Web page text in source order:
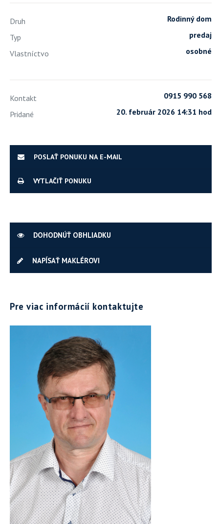
Druh
Rodinný dom
Typ
predaj
Vlastníctvo
osobné
Kontakt
0915 990 568
Pridané
20. február 2026 14:31 hod
POSLAŤ PONUKU NA E-MAIL
VYTLAČIŤ PONUKU
DOHODNÚŤ OBHLIADKU
NAPÍSAŤ MAKLÉROVI
Pre viac informácií kontaktujte